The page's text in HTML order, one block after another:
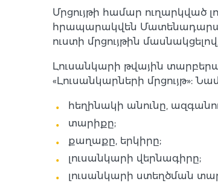
Մրցույթի համար ուղարկված
հրապարակվեն
ուստի մրցույթին
Լուսանկարի թվային
«Լուսանկարների մրցույթ»:
հեղինակի անունը,
տարիքը;
քաղաքը, երկիրը;
լուսանկարի վերնագիրը;
լուսանկարի ստեղծման